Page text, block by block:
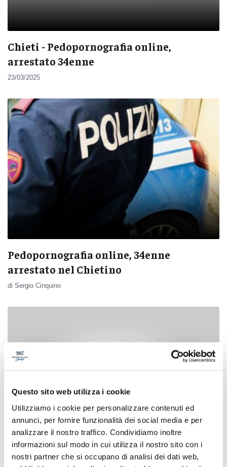
Questo sito web utilizza i cookie
Utilizziamo i cookie per personalizzare contenuti ed
annunci, per fornire funzionalità dei social media e per
analizzare il nostro traffico. Condividiamo inoltre
informazioni sul modo in cui utilizza il nostro sito con i
nostri partner che si occupano di analisi dei dati web,
Chieti - Pedopornografia online,
arrestato 34enne
23/03/2025
Pedopornografia online, 34enne
arrestato nel Chietino
di Sergio Cinquino
Pedopornografia online, la polizia